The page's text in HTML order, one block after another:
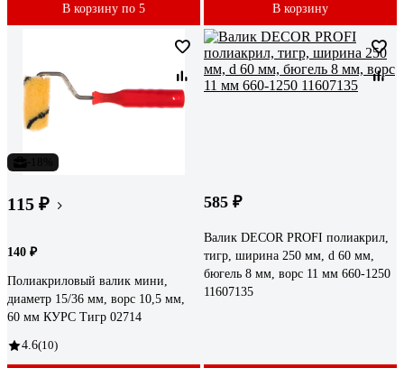
В корзину по 5 В корзину
115 ₽
140 ₽
Полиакриловый валик мини,
диаметр 15/36 мм, ворс 10,5 мм,
60 мм КУРС Тигр 02714
4.6(10)
585 ₽
Валик DECOR PROFI полиакрил,
тигр, ширина 250 мм, d 60 мм,
бюгель 8 мм, ворс 11 мм 660-1250
11607135